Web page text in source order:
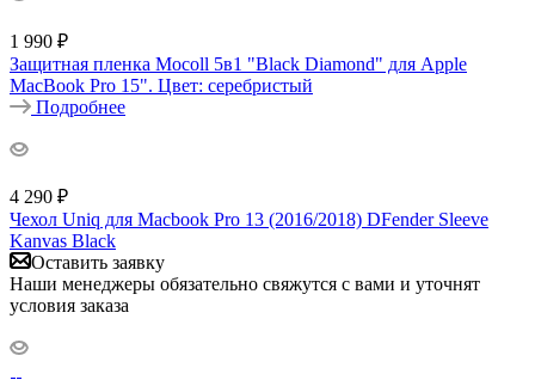
1 990 ₽
Защитная пленка Mocoll 5в1 "Black Diamond" для Apple
MacBook Pro 15". Цвет: серебристый
Подробнее
4 290 ₽
Чехол Uniq для Macbook Pro 13 (2016/2018) DFender Sleeve
Kanvas Black
Оставить заявку
Наши менеджеры обязательно свяжутся с вами и уточнят
условия заказа